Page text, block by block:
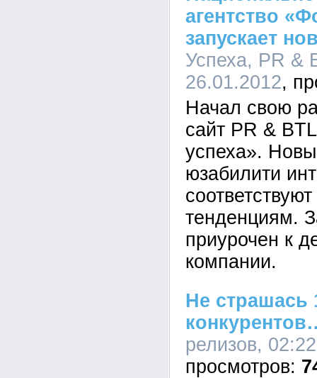
агентство
запускает
Успеха, PR &
26.01.2012
Начал свою
сайт PR &
успеха».
юзабилити
тенденциям.
приурочен к
компании.
Не страшась
релизов,